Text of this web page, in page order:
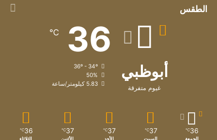
الطقس
أبوظبي
غيوم متفرقة
36
℃
36º - 34º
50%
5.83 كيلومتر/ساعة
36
℃
الجمعة
37
℃
السبت
37
℃
الأحد
37
℃
الأثنين
36
℃
الثلاثاء